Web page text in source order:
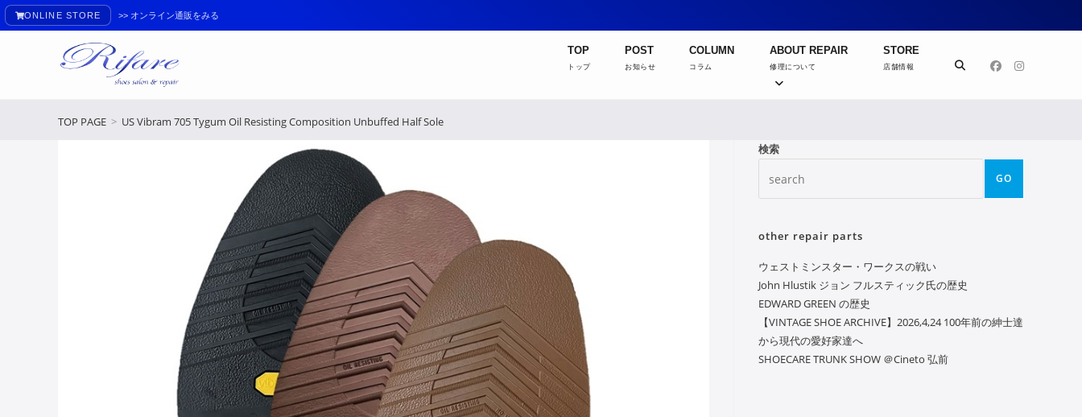
ONLINE STORE >> オンライン通販をみる
TOP
トップ
POST
お知らせ
COLUMN
コラム
ABOUT REPAIR
修理について
STORE
店舗情報
TOP PAGE > US Vibram 705 Tygum Oil Resisting Composition Unbuffed Half Sole
検索
GO
other repair parts
ウェストミンスター・ワークスの戦い
John Hlustik ジョン フルスティック氏の歴史
EDWARD GREEN の歴史
【VINTAGE SHOE ARCHIVE】2026,4,24 100年前の紳士達
から現代の愛好家達へ
SHOECARE TRUNK SHOW ＠Cineto 弘前